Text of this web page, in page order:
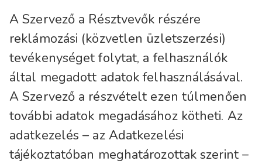
A Szervező a Résztvevők részére
reklámozási (közvetlen üzletszerzési)
tevékenységet folytat, a felhasználók
által megadott adatok felhasználásával.
A Szervező a részvételt ezen túlmenően
további adatok megadásához kötheti. Az
adatkezelés – az Adatkezelési
tájékoztatóban meghatározottak szerint –